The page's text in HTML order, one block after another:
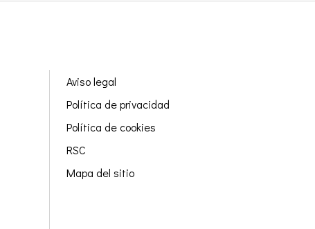
Aviso legal
Política de privacidad
Política de cookies
RSC
Mapa del sitio